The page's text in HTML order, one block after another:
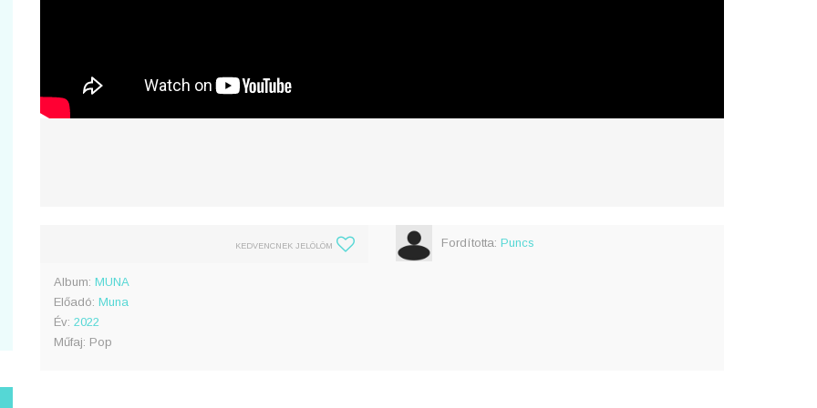
KEDVENCNEK JELÖLÖM
Album: MUNA
Előadó: Muna
Év: 2022
Műfaj: Pop
Fordította: Puncs